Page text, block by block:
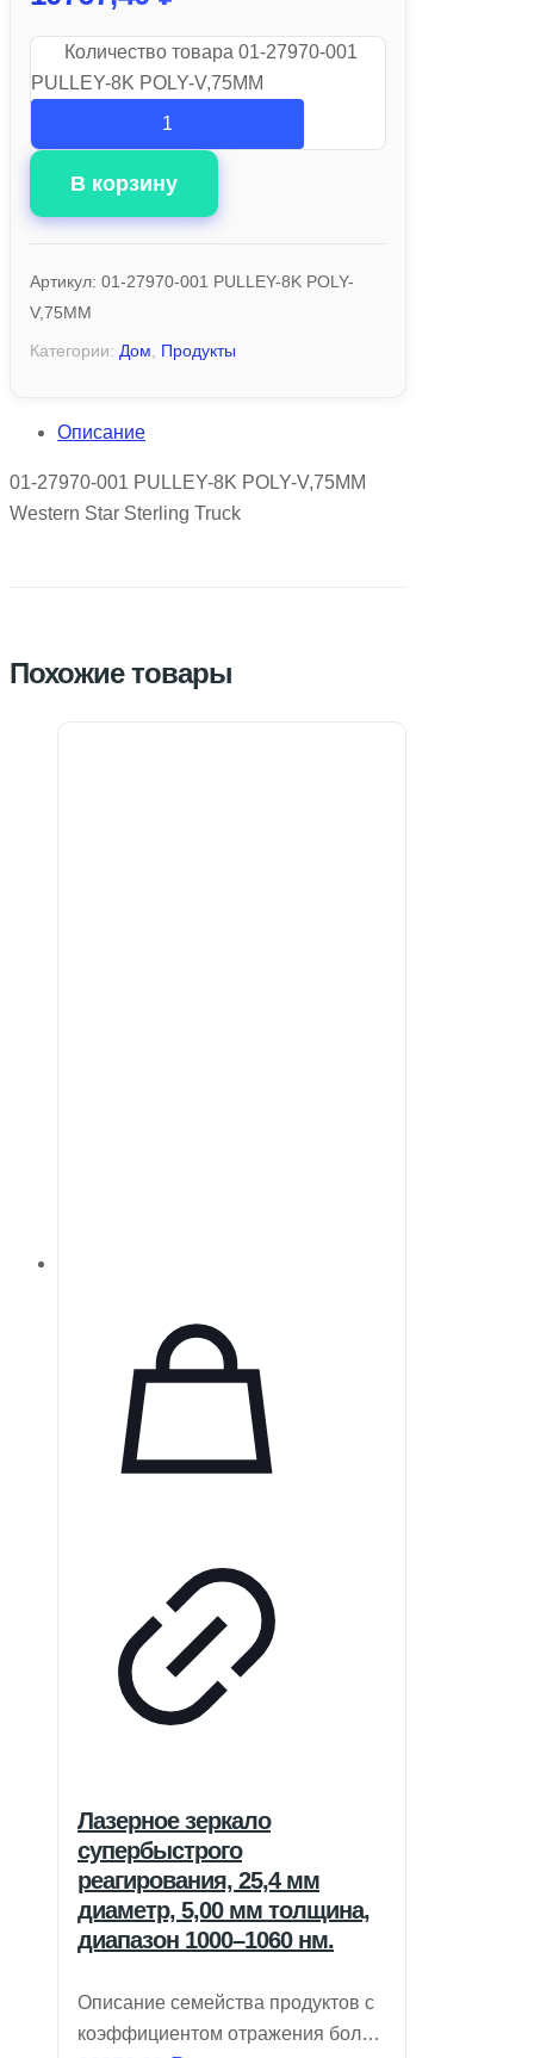
Количество товара 01-27970-001
PULLEY-8K POLY-V,75MM
В корзину
Артикул: 01-27970-001 PULLEY-8K POLY-
V,75MM
Категории: Дом Продукты
Описание
01-27970-001 PULLEY-8K POLY-V,75MM
Western Star Sterling Truck
Похожие товары
Лазерное зеркало
супербыстрого
реагирования, 25,4 мм
диаметр, 5,00 мм толщина,
диапазон 1000–1060 нм.
Описание семейства продуктов с
коэффициентом отражения более